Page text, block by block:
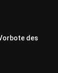
des